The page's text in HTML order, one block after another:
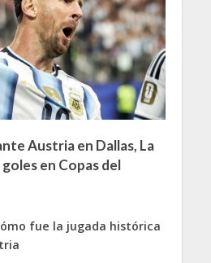
Austria en Dallas, La
en Copas del
fue la jugada histórica